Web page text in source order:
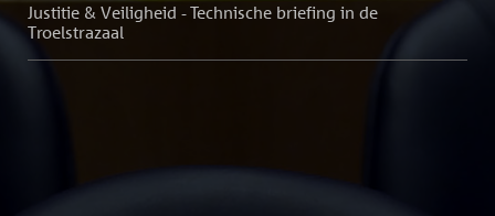
Justitie & Veiligheid - Technische briefing in de
Troelstrazaal